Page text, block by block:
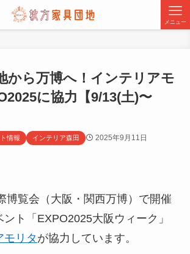
メニュー
から万博へ！インテリアモ
に協力【9/13(土)〜
情報 インテリア森田 2025年9月11日
博覧会（大阪・関西万博）で開催
ト「EXPO2025大阪ウィーク」
モリタ が協力しています。